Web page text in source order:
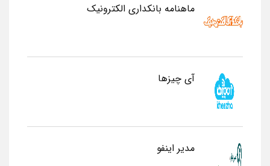
ماهنامه بانکداری الکترونیک
آی چیزها
مدیر اینفو